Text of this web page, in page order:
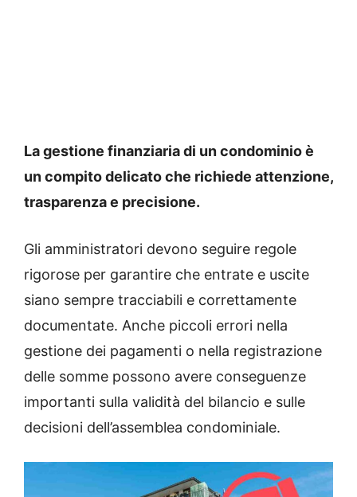
La gestione finanziaria di un condominio è
un compito delicato che richiede attenzione,
trasparenza e precisione.
Gli amministratori devono seguire regole
rigorose per garantire che entrate e uscite
siano sempre tracciabili e correttamente
documentate. Anche piccoli errori nella
gestione dei pagamenti o nella registrazione
delle somme possono avere conseguenze
importanti sulla validità del bilancio e sulle
decisioni dell’assemblea condominiale.